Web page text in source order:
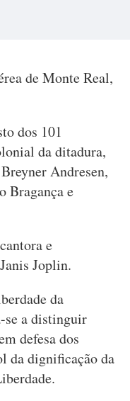
de Monte Real,
dos 101
da ditadura,
Andresen,
Bragança e
e
Joplin.
da
se a distinguir
defesa dos
da dignificação da